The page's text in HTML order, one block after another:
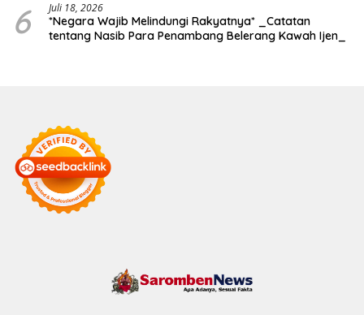
6 Juli 18, 2026
*Negara Wajib Melindungi Rakyatnya* _Catatan
tentang Nasib Para Penambang Belerang Kawah Ijen_